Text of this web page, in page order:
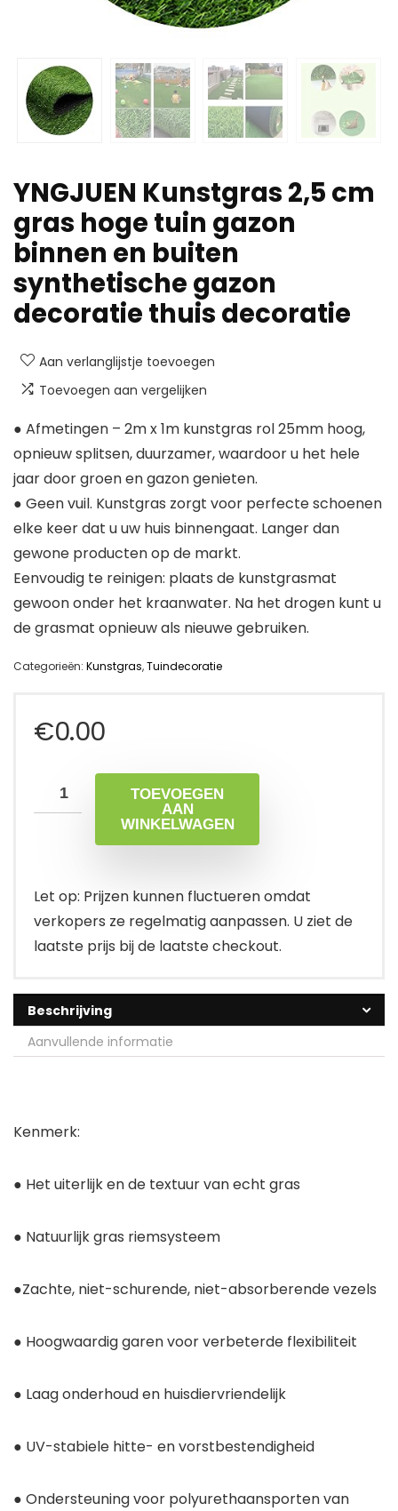
YNGJUEN Kunstgras 2,5 cm
gras hoge tuin gazon
binnen en buiten
synthetische gazon
decoratie thuis decoratie
Aan verlanglijstje toevoegen
Toevoegen aan vergelijken
● Afmetingen – 2m x 1m kunstgras rol 25mm hoog,
opnieuw splitsen, duurzamer, waardoor u het hele
jaar door groen en gazon genieten.
● Geen vuil. Kunstgras zorgt voor perfecte schoenen
elke keer dat u uw huis binnengaat. Langer dan
gewone producten op de markt.
Eenvoudig te reinigen: plaats de kunstgrasmat
gewoon onder het kraanwater. Na het drogen kunt u
de grasmat opnieuw als nieuwe gebruiken.
Categorieën: Kunstgras,Tuindecoratie
€0.00
TOEVOEGEN
AAN
WINKELWAGEN
Let op: Prijzen kunnen fluctueren omdat
verkopers ze regelmatig aanpassen. U ziet de
laatste prijs bij de laatste checkout.
Beschrijving
Aanvullende informatie
Kenmerk:
● Het uiterlijk en de textuur van echt gras
● Natuurlijk gras riemsysteem
●Zachte, niet-schurende, niet-absorberende vezels
● Hoogwaardig garen voor verbeterde flexibiliteit
● Laag onderhoud en huisdiervriendelijk
● UV-stabiele hitte- en vorstbestendigheid
● Ondersteuning voor polyurethaansporten van